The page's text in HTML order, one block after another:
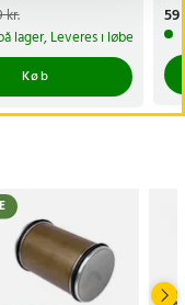
pris
pris:119 kr.
kr.
lager, Leveres i løbet af 1-2
Køb
59